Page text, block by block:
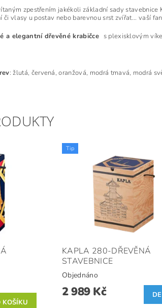
zpestřením jakékoli základní sady
či vlasy u postav nebo barevnou srst zvířat... vaší
a elegantní dřevěné krabičce s plexisklovým
: žlutá, červená, oranžová, modrá tmavá, modrá
Tip
KAPLA 280-DŘEVĚNÁ
STAVEBNICE
Objednáno
2 989 Kč